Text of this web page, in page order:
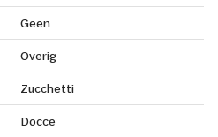
Geen
Overig
Zucchetti
Docce